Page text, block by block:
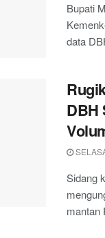
Bupati
data
DBH
Sidang
mantan